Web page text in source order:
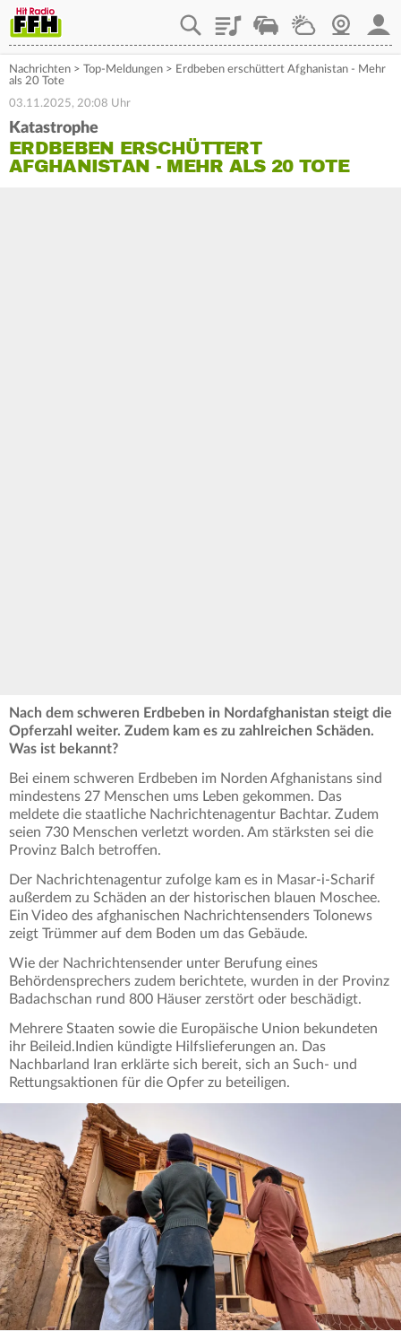
PlaylistStaupilotWetterWebcam
Nachrichten > Top-Meldungen > Erdbeben erschüttert Afghanistan - Mehr
als 20 Tote
03.11.2025, 20:08 Uhr
Katastrophe
ERDBEBEN ERSCHÜTTERT
AFGHANISTAN - MEHR ALS 20 TOTE
Nach dem schweren Erdbeben in Nordafghanistan steigt die
Opferzahl weiter. Zudem kam es zu zahlreichen Schäden.
Was ist bekannt?
Bei einem schweren Erdbeben im Norden Afghanistans sind
mindestens 27 Menschen ums Leben gekommen. Das
meldete die staatliche Nachrichtenagentur Bachtar. Zudem
seien 730 Menschen verletzt worden. Am stärksten sei die
Provinz Balch betroffen.
Der Nachrichtenagentur zufolge kam es in Masar-i-Scharif
außerdem zu Schäden an der historischen blauen Moschee.
Ein Video des afghanischen Nachrichtensenders Tolonews
zeigt Trümmer auf dem Boden um das Gebäude.
Wie der Nachrichtensender unter Berufung eines
Behördensprechers zudem berichtete, wurden in der Provinz
Badachschan rund 800 Häuser zerstört oder beschädigt.
Mehrere Staaten sowie die Europäische Union bekundeten
ihr Beileid.Indien kündigte Hilfslieferungen an. Das
Nachbarland Iran erklärte sich bereit, sich an Such- und
Rettungsaktionen für die Opfer zu beteiligen.